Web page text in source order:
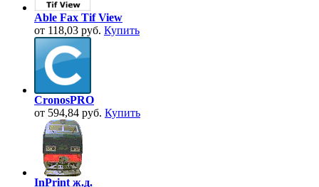
Able Fax Tif View
от 118,03 руб. Купить
CronosPRO
от 594,84 руб. Купить
InPrint ж.д.